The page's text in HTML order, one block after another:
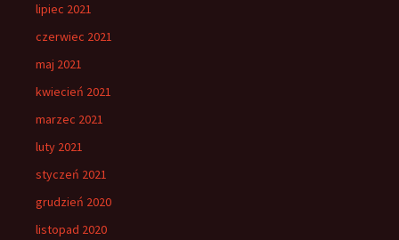
lipiec 2021
czerwiec 2021
maj 2021
kwiecień 2021
marzec 2021
luty 2021
styczeń 2021
grudzień 2020
listopad 2020